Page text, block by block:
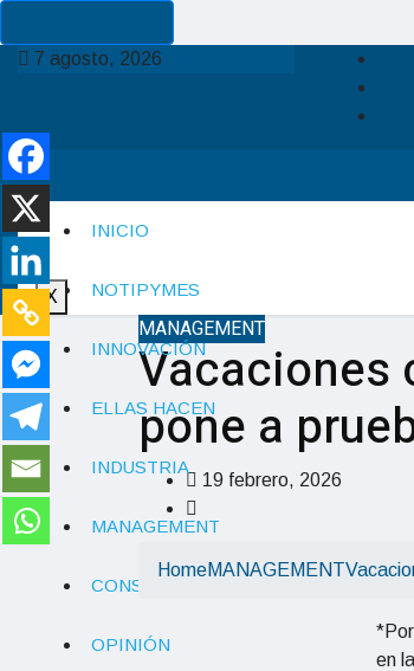
7 agosto, 2026
INICIO
NOTIPYMES
INNOVACIÓN
ELLAS HACEN
INDUSTRIA
MANAGEMENT
CONSUMO
OPINIÓN
X
MANAGEMENT
Vacaciones
pone a
19 febrero, 2026
HomeMANAGEMENT
en